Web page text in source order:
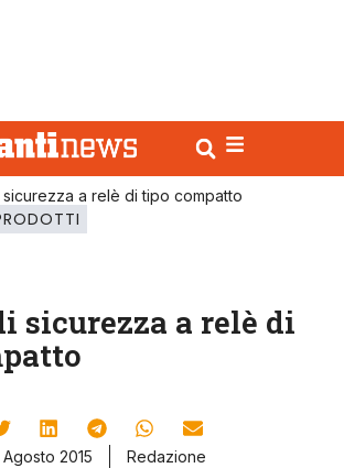
a relè di tipo compatto
sicurezza a relè di
Agosto 2015
Redazione